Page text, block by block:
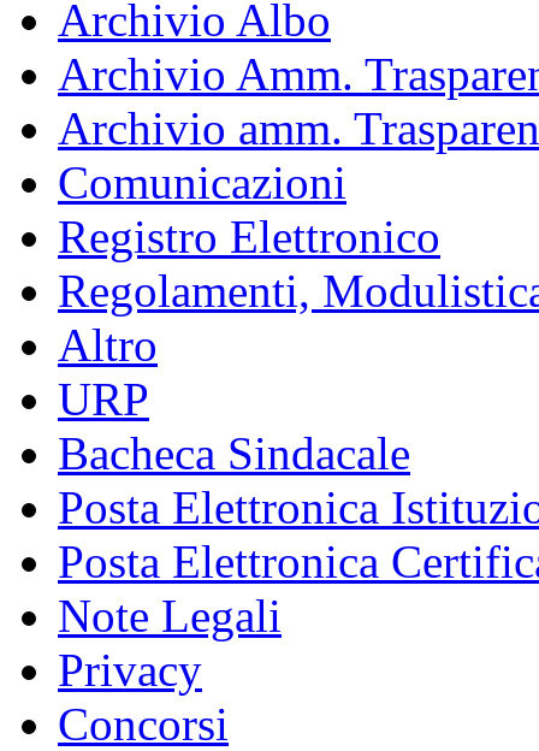
Archivio Albo
Archivio Amm.
Archivio amm.
Comunicazioni
Registro Elettronico
Regolamenti,
Altro
URP
Bacheca Sindacale
Posta Elettronica
Posta Elettronica
Note Legali
Privacy
Concorsi